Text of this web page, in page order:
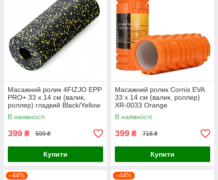
Масажний ролик 4FIZJO EPP
PRO+ 33 x 14 см (валик,
роллер) гладкий Black/Yellow
(P-5907222931431)
В наявності
399 ₴ 599 ₴
Купити
Масажний ролик Cornix EVA
33 x 14 см (валик, роллер)
XR-0033 Orange
В наявності
399 ₴ 718 ₴
Купити
–44% –44%